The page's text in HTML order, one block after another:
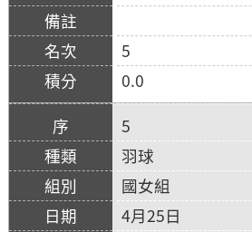
5
0.0
5
羽球
國女組
4月25日